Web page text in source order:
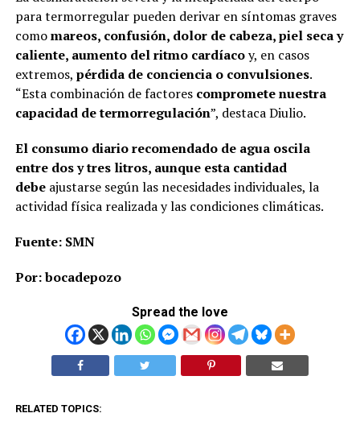
para termorregular pueden derivar en síntomas graves
comomareos, confusión, dolor de cabeza, piel seca y
caliente, aumento del ritmo cardíacoy, en casos
extremos, pérdida de conciencia o convulsiones.
“Esta combinación de factores compromete nuestra
capacidad de termorregulación”, destaca Diulio.
El consumo diario recomendado de agua oscila
entre dos y tres litros, aunque esta cantidad
debe ajustarse según las necesidades individuales, la
actividad física realizada y las condiciones climáticas.
Fuente: SMN
Por: bocadepozo
Spread the love
RELATED TOPICS: